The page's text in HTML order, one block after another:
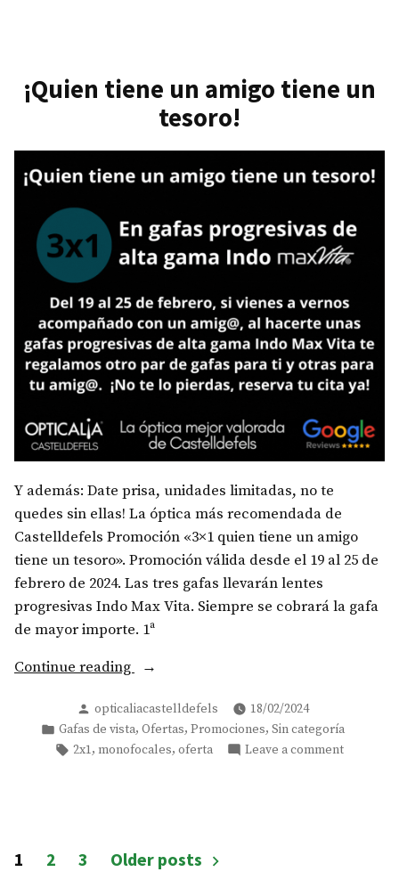
€
progresivas
por
189
con
antireflejante
incluido,
2×1
en
todas
nuestras
graduadas»
€
y
189
€,
incluido,
y
2×1
en
todas
gafas
¡Quien tiene un amigo tiene un
tesoro!
Y además: Date prisa, unidades limitadas, no te
quedes sin ellas! La óptica más recomendada de
Castelldefels Promoción «3×1 quien tiene un amigo
tiene un tesoro». Promoción válida desde el 19 al 25 de
febrero de 2024. Las tres gafas llevarán lentes
progresivas Indo Max Vita. Siempre se cobrará la gafa
de mayor importe. 1ª
Continue reading «¡Quien
un
amigo
tiene
Posted
by
opticaliacastelldefels
18/02/2024
Posted
in
Gafas de vista, Ofertas, Promociones, Sin categoría
Tags:
2x1, monofocales, oferta Leave a commenton
Paginación
1 2 3 Older posts